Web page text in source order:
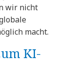
wir nicht
macht.
KI-